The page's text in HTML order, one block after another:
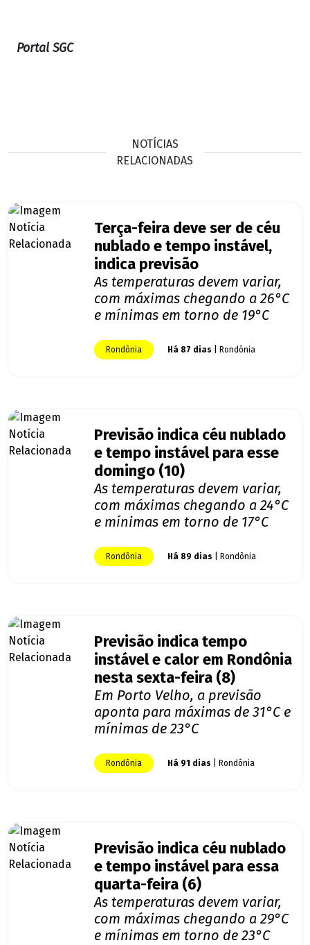
Portal SGC
NOTÍCIAS
RELACIONADAS
Terça-feira deve ser de céu
nublado e tempo instável,
indica previsão
As temperaturas devem variar,
com máximas chegando a 26°C
e mínimas em torno de 19°C
Rondônia Há 87 dias | Rondônia
Previsão indica céu nublado
e tempo instável para esse
domingo (10)
As temperaturas devem variar,
com máximas chegando a 24°C
e mínimas em torno de 17°C
Rondônia Há 89 dias | Rondônia
Previsão indica tempo
instável e calor em Rondônia
nesta sexta-feira (8)
Em Porto Velho, a previsão
aponta para máximas de 31°C e
mínimas de 23°C
Rondônia Há 91 dias | Rondônia
Previsão indica céu nublado
e tempo instável para essa
quarta-feira (6)
As temperaturas devem variar,
com máximas chegando a 29°C
e mínimas em torno de 23°C